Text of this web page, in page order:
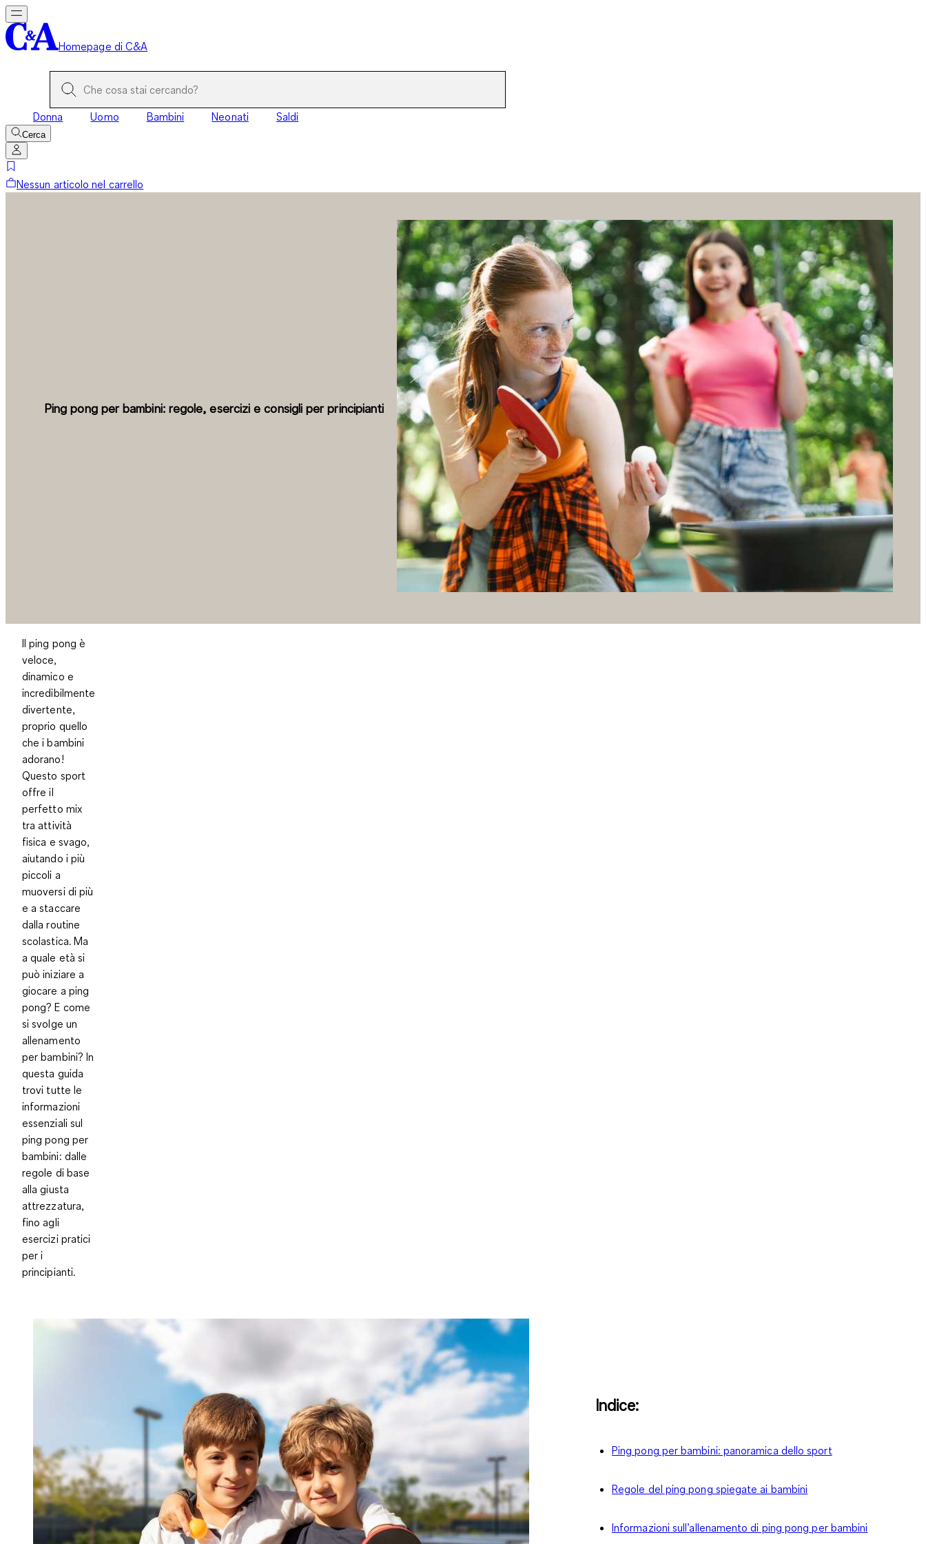
Homepage di C&A
Donna Uomo Bambini Neonati Saldi
Cerca
Nessun articolo nel carrello
Ping pong per bambini: regole, esercizi e consigli per principianti
Il ping pong è
veloce,
dinamico e
incredibilmente
divertente,
proprio quello
che i bambini
adorano!
Questo sport
offre il
perfetto mix
tra attività
fisica e svago,
aiutando i più
piccoli a
muoversi di più
e a staccare
dalla routine
scolastica. Ma
a quale età si
può iniziare a
giocare a ping
pong? E come
si svolge un
allenamento
per bambini? In
questa guida
trovi tutte le
informazioni
essenziali sul
ping pong per
bambini: dalle
regole di base
alla giusta
attrezzatura,
fino agli
esercizi pratici
per i
principianti.
Indice:
Ping pong per bambini: panoramica dello sport
Regole del ping pong spiegate ai bambini
Informazioni sull’allenamento di ping pong per bambini